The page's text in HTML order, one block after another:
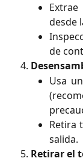
desde
de
Usa
Retira
salida.
Retirar el